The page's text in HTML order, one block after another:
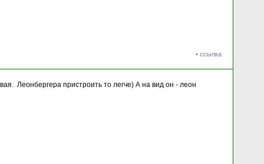
• ссылка
Леонбергера пристроить то легче) А на вид он - леон